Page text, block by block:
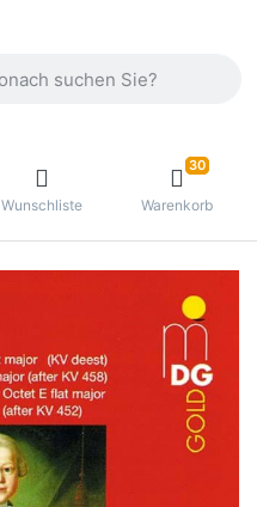
Wunschliste
30
Warenkorb